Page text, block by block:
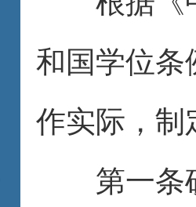
和国学位条
作实际，制
第一条硕